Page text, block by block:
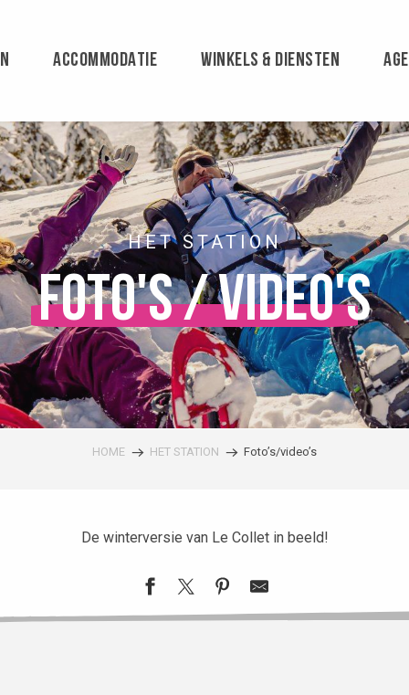
ACCOMMODATIE WINKELS & DIENSTEN
HET STATION
Foto's / Video's
HOME HET STATION Foto’s/video’s
De winterversie van Le Collet in beeld!